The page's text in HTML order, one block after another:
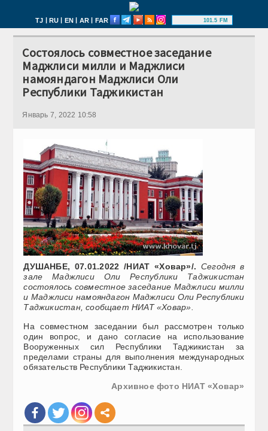
TJ | RU | EN | AR | FAR 101.5 FM
Состоялось совместное заседание
Маджлиси милли и Маджлиси
намояндагон Маджлиси Оли
Республики Таджикистан
Январь 7, 2022 10:58
ДУШАНБЕ, 07.01.2022 /НИАТ «Ховар»/. Сегодня в
зале Маджлиси Оли Республики Таджикистан
состоялось совместное заседание Маджлиси милли
и Маджлиси намояндагон Маджлиси Оли Республики
Таджикистан, сообщает НИАТ «Ховар».
На совместном заседании был рассмотрен только
один вопрос, и дано согласие на использование
Вооруженных сил Республики Таджикистан за
пределами страны для выполнения международных
обязательств Республики Таджикистан.
Архивное фото НИАТ «Ховар»